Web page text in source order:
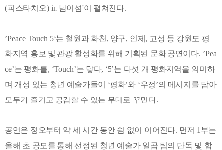
(피스타치오) in 남이섬'이 펼쳐진다.
’Peace Touch 5‘는 철원과 화천 , 양구, 인제 , 고성 등 강원도 평
화지역 홍보 및 관광 활성화를 위해 기획된 문화 공연이다. ’Pea
ce’는 평화를, ‘Touch’는 닿다, ‘5’는 다섯 개 평화지역을 의미하
며 개성 있는 청년 예술가들이 ‘평화’와 ‘우정’의 메시지를 담아
모두가 즐기고 공감할 수 있는 무대로 꾸민다.
공연은 정오부터 약 세 시간 동안 쉼 없이 이어진다. 먼저 1 부는
올해 초 공모를 통해 선정된 청년 예술가 일곱 팀의 단독 및 합